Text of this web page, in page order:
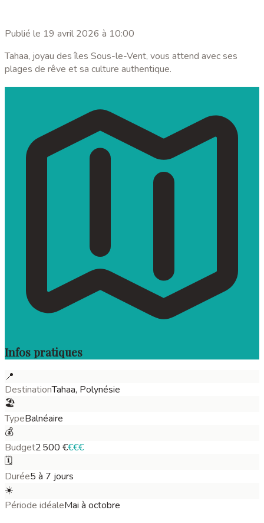
Publié le 19 avril 2026 à 10:00
Tahaa, joyau des îles Sous-le-Vent, vous attend avec ses
plages de rêve et sa culture authentique.
Infos pratiques
📍
DestinationTahaa, Polynésie
🏖️
TypeBalnéaire
💰
Budget2 500 €€€€
🗓️
Durée5 à 7 jours
☀️
Période idéaleMai à octobre